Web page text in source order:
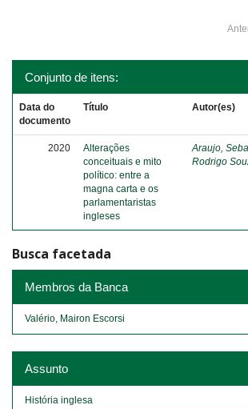
Conjunto de itens:
Data do
documento
Título Autor(es)
2020
Alterações
conceituais e mito
político: entre a
magna carta e os
parlamentaristas
ingleses
Araujo,
Rodrigo
Busca facetada
Membros da Banca
Valério, Mairon Escorsi
Assunto
História inglesa